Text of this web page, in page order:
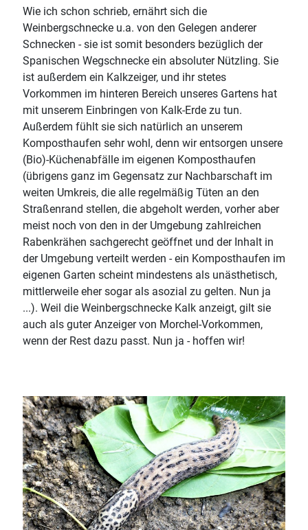
Wie ich schon schrieb, ernährt sich die
Weinbergschnecke u.a. von den Gelegen anderer
Schnecken - sie ist somit besonders bezüglich der
Spanischen Wegschnecke ein absoluter Nützling. Sie
ist außerdem ein Kalkzeiger, und ihr stetes
Vorkommen im hinteren Bereich unseres Gartens hat
mit unserem Einbringen von Kalk-Erde zu tun.
Außerdem fühlt sie sich natürlich an unserem
Komposthaufen sehr wohl, denn wir entsorgen unsere
(Bio)-Küchenabfälle im eigenen Komposthaufen
(übrigens ganz im Gegensatz zur Nachbarschaft im
weiten Umkreis, die alle regelmäßig Tüten an den
Straßenrand stellen, die abgeholt werden, vorher aber
meist noch von den in der Umgebung zahlreichen
Rabenkrähen sachgerecht geöffnet und der Inhalt in
der Umgebung verteilt werden - ein Komposthaufen im
eigenen Garten scheint mindestens als unästhetisch,
mittlerweile eher sogar als asozial zu gelten. Nun ja
...). Weil die Weinbergschnecke Kalk anzeigt, gilt sie
auch als guter Anzeiger von Morchel-Vorkommen,
wenn der Rest dazu passt. Nun ja - hoffen wir!